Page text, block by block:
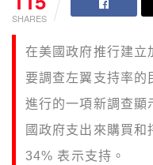
SHARES
在美國政府推行建立
要調查左翼支持率
進行的一項新調查顯
國政府支出來購買
34% 表示支持。